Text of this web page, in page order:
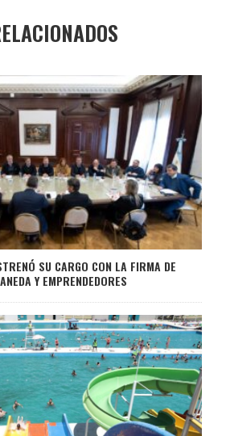
SU CARGO CON LA FIRMA DE
Y EMPRENDEDORES